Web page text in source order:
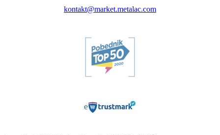
kontakt@market.metalac.com